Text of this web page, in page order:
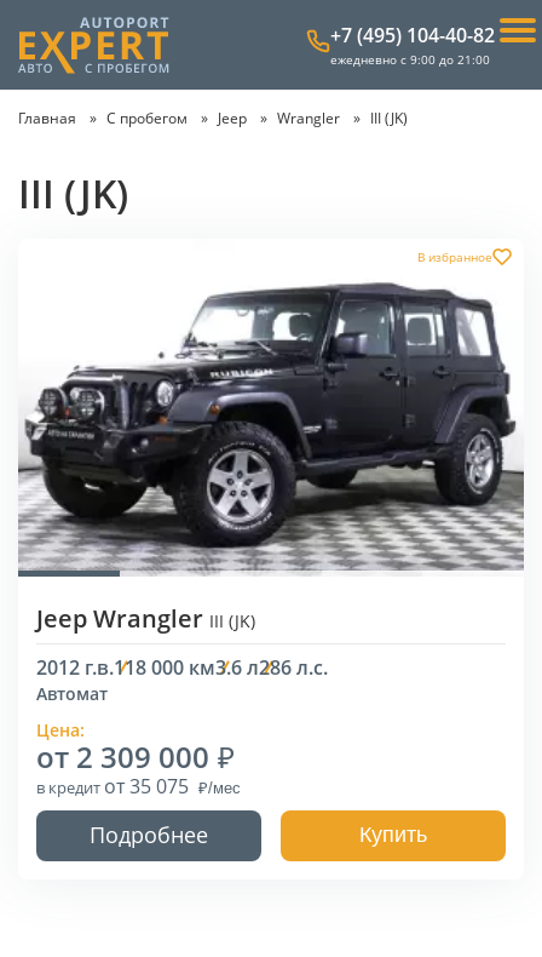
+7 (495) 104-40-82
ежедневно с 9:00 до 21:00
Главная С пробегом Jeep Wrangler III (JK)
III (JK)
В избранное
Jeep Wrangler III (JK)
2012 г.в.118 000 км3.6 л286 л.с.
Автомат
Цена:
от 2 309 000
в кредит от 35 075
Подробнее Купить